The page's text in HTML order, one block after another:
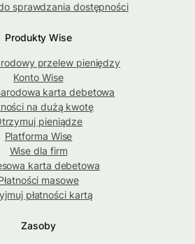
sprawdzania dostępności
Produkty Wise
przelew pieniędzy
Konto Wise
karta debetowa
na dużą kwotę
pieniądze
Platforma Wise
Wise dla firm
karta debetowa
masowe
płatności kartą
Zasoby